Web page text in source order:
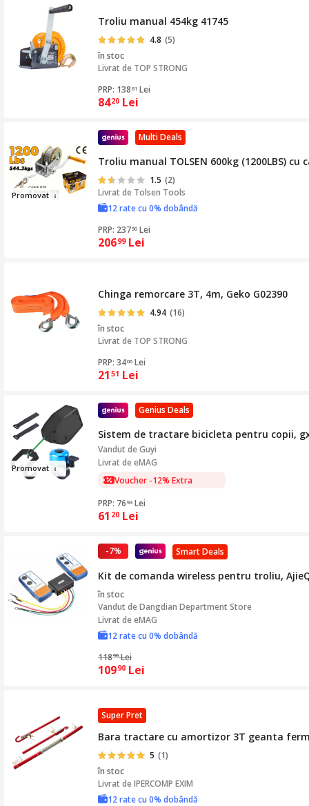
Troliu manual 454kg 41745
4.8 (5)
în stoc
Livrat de TOP STRONG
PRP: 138 61 Lei
8420 Lei
Promovat
Multi Deals
Troliu manual TOLSEN 600kg (1200LBS)
1.5 (2)
Livrat de Tolsen Tools
12 rate cu 0% dobândă
PRP: 23790 Lei
20699 Lei
Chinga remorcare 3T, 4m, Geko G02390
4.94 (16)
în stoc
Livrat de TOP STRONG
PRP: 3406 Lei
21 51 Lei
Promovat
Genius Deals
Sistem de tractare bicicleta pentru copii,
Vandut deGuyi
Livrat de eMAG
Voucher -12% Extra
PRP: 76 93 Lei
61 20 Lei
Smart Deals
-7%
Kit de comanda wireless pentru troliu,
în stoc
Vandut deDangdian Department Store
Livrat de eMAG
12 rate cu 0% dobândă
11890 Lei
10990 Lei
Super Pret
Bara tractare cu amortizor 3T geanta
5 (1)
în stoc
Livrat deIPERCOMP EXIM
12 rate cu 0% dobândă